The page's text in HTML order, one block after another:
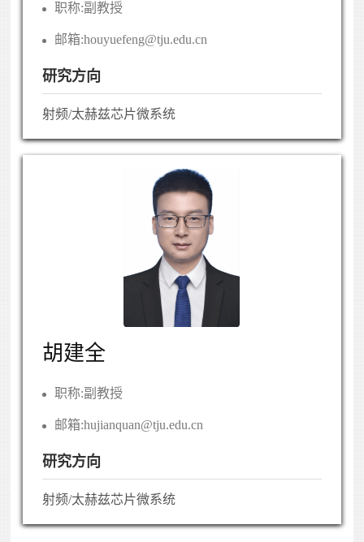
职称:副教授
邮箱:houyuefeng@tju.edu.cn
研究方向
射频/太赫兹芯片微系统
胡建全
职称:副教授
邮箱:hujianquan@tju.edu.cn
研究方向
射频/太赫兹芯片微系统